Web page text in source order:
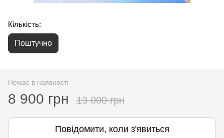
Кількість:
Поштучно
Немає в наявності
8 900 грн 13 000 грн
Повідомити, коли з'явиться